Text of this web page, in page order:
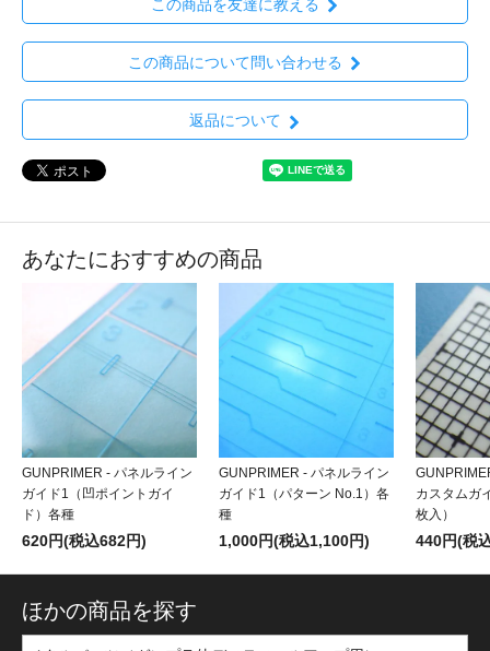
この商品を友達に教える
この商品について問い合わせる
返品について
あなたにおすすめの商品
GUNPRIMER - パネルライン
ガイド1（凹ポイントガイ
ド）各種
620円(税込682円)
GUNPRIMER - パネルライン
ガイド1（パターン No.1）各
種
1,000円(税込1,100円)
カスタムガ
枚入）
440円(税
ほかの商品を探す